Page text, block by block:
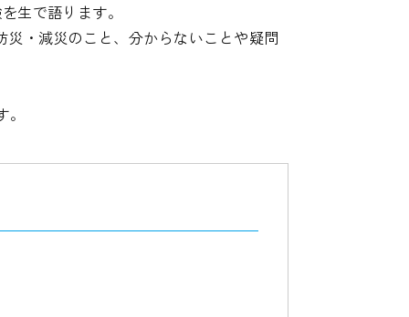
生で語ります。
・減災のこと、分からないことや疑問